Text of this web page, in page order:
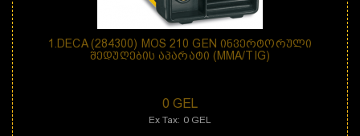
1.DECA (284300) MOS 210 GEN ᲘᲜᲕᲔᲠᲢᲝᲠᲣᲚᲘ
ᲨᲔᲓᲣᲦᲔᲑᲘᲡ ᲐᲞᲐᲠᲐᲢᲘ (MMA/TIG)
0 GEL
Ex Tax: 0 GEL